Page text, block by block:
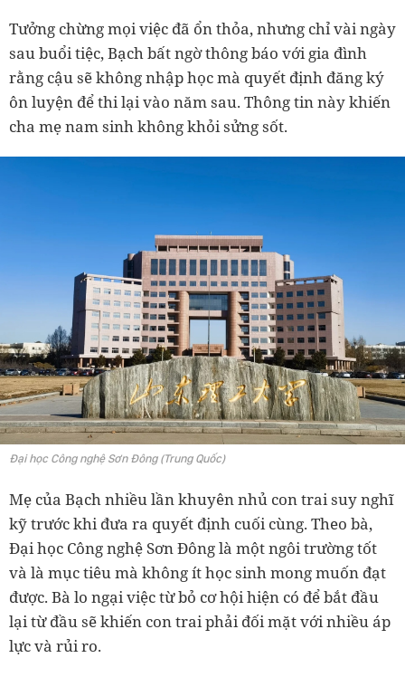
Tưởng chừng mọi việc đã ổn thỏa, nhưng chỉ vài ngày
sau buổi tiệc, Bạch bất ngờ thông báo với gia đình
rằng cậu sẽ không nhập học mà quyết định đăng ký
ôn luyện để thi lại vào năm sau. Thông tin này khiến
cha mẹ nam sinh không khỏi sửng sốt.
Đại học Công nghệ Sơn Đông (Trung Quốc)
Mẹ của Bạch nhiều lần khuyên nhủ con trai suy nghĩ
kỹ trước khi đưa ra quyết định cuối cùng. Theo bà,
Đại học Công nghệ Sơn Đông là một ngôi trường tốt
và là mục tiêu mà không ít học sinh mong muốn đạt
được. Bà lo ngại việc từ bỏ cơ hội hiện có để bắt đầu
lại từ đầu sẽ khiến con trai phải đối mặt với nhiều áp
lực và rủi ro.